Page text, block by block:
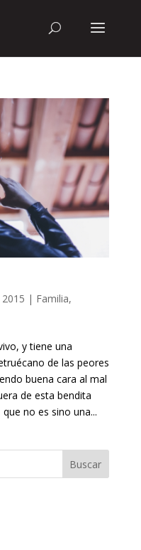
| Familia,
y tiene una
de las peores
buena cara al mal
de esta bendita
no es sino una...